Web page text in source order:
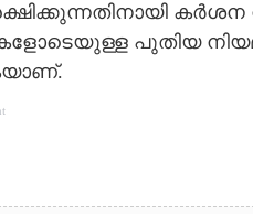
കര്‍ശന
പുതിയ